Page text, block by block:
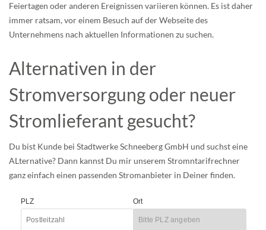
Feiertagen oder anderen Ereignissen variieren können. Es ist daher
immer ratsam, vor einem Besuch auf der Webseite des
Unternehmens nach aktuellen Informationen zu suchen.
Alternativen in der
Stromversorgung oder neuer
Stromlieferant gesucht?
Du bist Kunde bei Stadtwerke Schneeberg GmbH und suchst eine
ALternative? Dann kannst Du mir unserem Stromntarifrechner
ganz einfach einen passenden Stromanbieter in Deiner finden.